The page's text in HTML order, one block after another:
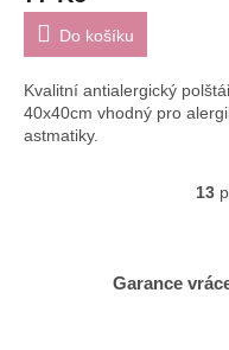
Do košíku
Kvalitní antialergický
40x40cm vhodný pro
astmatiky.
13
Garance